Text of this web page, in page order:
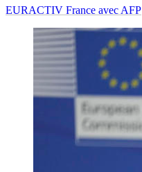
EURACTIV France avec AFP